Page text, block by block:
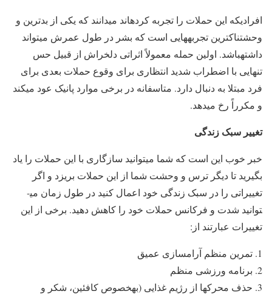
افرادیکه این حملات را تجربه کرده­اند می­دانند که یکی از بدترین و
وحشتناک­ترین تجربه­هایی است که بشر در طول عمرش می­تواند
داشته­باشد. اولین حمله معمولاً اثراتی دلخراش از قبیل حس
تنهایی با اضطراب شدید انتظاری برای وقوع حملات بعدی برای
فرد مبتلا به دنبال دارد. متاسفانه در برخی موارد پانیک عود می­کند
و مکرراً رخ می­دهد.
تغییر سبک زندگی
خبر خوب این است که شما می­توانید سازگاری با این حملات را یاد
بگیرید تا دیگر ترس و وحشت شما از این حملات بریزد و اگر
تغییراتی را در سبک زندگی خود اعمال کنید در طول زمان می­
توانید شدت و فرکانس حملات خود را کاهش دهید. برخی از این
تغییرات عبارتند از:
تمرین منظم آرام­سازی عمیق
برنامه ورزشی منظم
حذف محرک­ها از رژیم غذایی (به­خصوص کافئین، شکر و